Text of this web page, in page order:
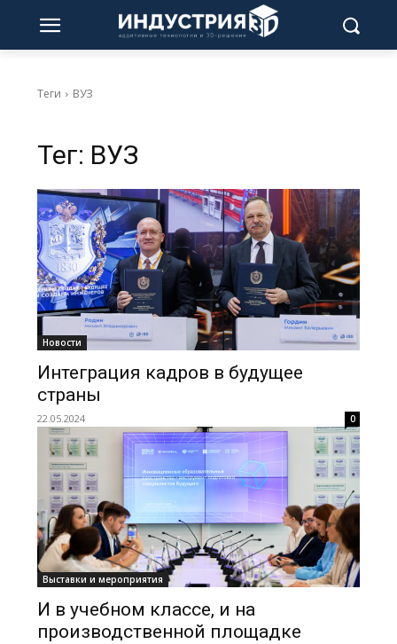
Теги ВУЗ
Тег: ВУЗ
Новости
Интеграция кадров в будущее
страны
22.05.2024 0
Выставки и мероприятия
И в учебном классе, и на
производственной площадке